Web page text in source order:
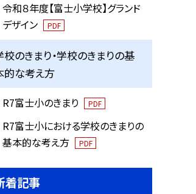
令和８年度【富士小学校】グランド
デザイン
PDF
校のきまり・学校のきまりの基
的な考え方
R7富士小のきまり PDF
R7富士小における学校のきまりの
基本的な考え方
PDF
着記事